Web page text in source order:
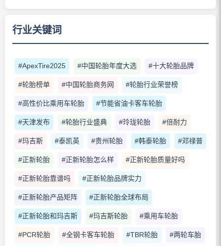
行业关键词
#ApexTire2025 #中国轮胎年度大选 #十大轮胎品牌
#轮胎榜单 #中国轮胎商务网 #轮胎行业荣誉榜
#高性价比乘用车轮胎 #节能省油卡客车轮胎
#天津发布 #轮胎行业盛典 #玲珑轮胎 #倍耐力
#玛吉斯 #泰凯英 #贵州轮胎 #韩泰轮胎 #邓禄普
#正新轮胎 #正新轮胎怎么样 #正新轮胎质量好吗
#正新轮胎靠谱吗 #正新轮胎品牌实力
#正新轮胎产品矩阵 #正新轮胎全球布局
#正新轮胎和玛吉斯 #玛吉斯轮胎 #乘用车轮胎
#PCR轮胎 #全钢卡客车轮胎 #TBR轮胎 #两轮车胎